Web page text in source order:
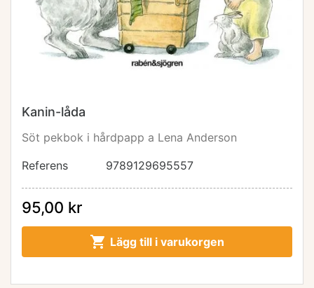
Kanin-låda
Söt pekbok i hårdpapp a Lena Anderson
Referens
9789129695557
95,00 kr
 Lägg till i varukorgen